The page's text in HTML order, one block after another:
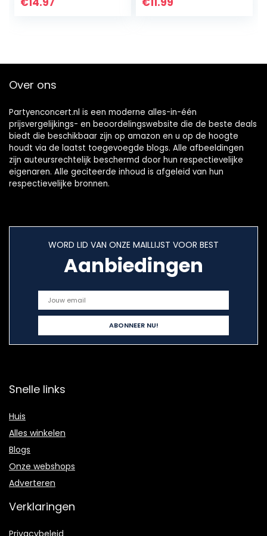
Over ons
Partyenconcert.nl is een moderne alles-in-één
prijsvergelijkings- en beoordelingswebsite die de beste deals
biedt die beschikbaar zijn op amazon en u op de hoogte
houdt via de laatst toegevoegde blogs. Alle afbeeldingen
zijn auteursrechtelijk beschermd door hun respectievelijke
eigenaren. Alle geciteerde inhoud is afgeleid van hun
respectievelijke bronnen.
WORD LID VAN ONZE MAILLIJST VOOR BEST
Aanbiedingen
Snelle links
Huis
Alles winkelen
Blogs
Onze webshops
Adverteren
Verklaringen